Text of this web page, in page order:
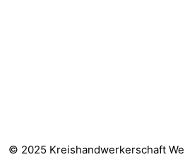
© 2025 Kreishandwerkerschaft